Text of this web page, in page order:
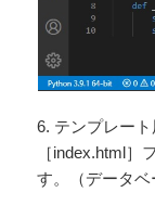
6. テンプレー
［index.html］
す。（データベ